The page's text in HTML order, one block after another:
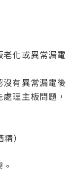
化或異常漏電
有異常漏電後
理主板問題，
）